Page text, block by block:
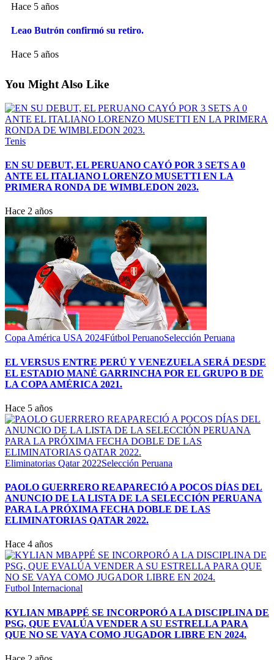
Hace 5 años
Leao Butrón confirmó su retiro.
Hace 5 años
You Might Also Like
Tenis
EN SU DEBUT, EL PERUANO CAYÓ POR 3 SETS A 0
ANTE EL ITALIANO LORENZO MUSETTI EN LA
PRIMERA RONDA DE WIMBLEDON 2023.
Hace 2 años
Copa América USA 2024Fútbol PeruanoSelección Peruana
EL VERSUS ENTRE PERÚ Y VENEZUELA SERÁ DESDE
EL ESTADIO MANÉ GARRINCHA POR EL GRUPO B DE
LA COPA AMÉRICA 2021.
Hace 5 años
Eliminatorias Qatar 2022Selección Peruana
PAOLO GUERRERO REAPARECIÓ A POCOS DÍAS DEL
ANUNCIO DE LA LISTA DE LA SELECCIÓN PERUANA
PARA LA PRÓXIMA FECHA DOBLE DE LAS
ELIMINATORIAS QATAR 2022.
Hace 4 años
Futbol Internacional
KYLIAN MBAPPÉ SE INCORPORÓ A LA DISCIPLINA DE
PSG, QUE EVALÚA VENDER A SU ESTRELLA PARA
QUE NO SE VAYA COMO JUGADOR LIBRE EN 2024.